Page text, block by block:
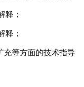
释；
释；
充等方面的技术指导